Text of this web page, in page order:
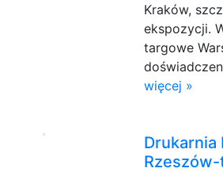
Kraków,
ekspozycji.
targowe
więcej »
Drukarnia